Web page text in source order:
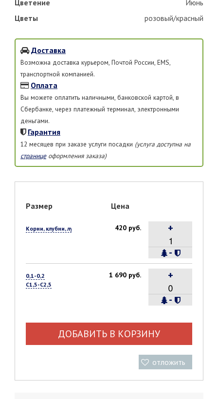
Цветение
Июнь
Цветы
розовый/красный
Доставка
Возможна доставка курьером, Почтой России, EMS,
транспортной компанией.
Оплата
Вы можете оплатить наличными, банковской картой, в
Сбербанке, через платежный терминал, электронными
деньгами.
Гарантия
12 месяцев при заказе услуги посадки (услуга доступна на
страницеоформления заказа)
Размер Цена
Корни, клубни, луковицы, 1 шт. 420 руб.
-
+
0,1-0,2
С1,5-С2,5
1 690 руб.
-
+
ДОБАВИТЬ В КОРЗИНУ
отложить